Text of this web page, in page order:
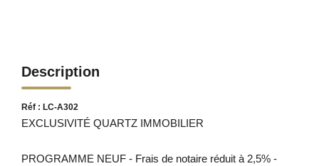
Description
Réf : LC-A302
EXCLUSIVITÉ QUARTZ IMMOBILIER
PROGRAMME NEUF - Frais de notaire réduit à 2,5% -